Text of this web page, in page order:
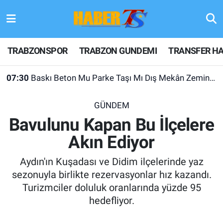
TRABZONSPOR TRABZON GUNDEMI TRANSFER
07:30 Baskı Beton Mu Parke Taşı Mı Dış Mekân Zeminlerinde İki Uygulama
GÜNDEM
Bavulunu Kapan Bu İlçelere
Akın Ediyor
Aydın'ın Kuşadası ve Didim ilçelerinde yaz
sezonuyla birlikte rezervasyonlar hız kazandı.
Turizmciler doluluk oranlarında yüzde 95
hedefliyor.
TRABZONSPOR
TRABZON GUNDEMI
KULİS MEYDANI
1461 TRABZON
FUTBOL
Hava Durumu
Trafik Durumu
Son Dakika Haberleri
Haber Arşivi